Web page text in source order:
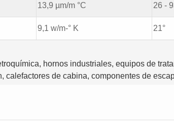
13,9 µm/m °C 26 -
9,1 w/m-° K 21°
hornos industriales, equipos de
calefactores de cabina, componentes de